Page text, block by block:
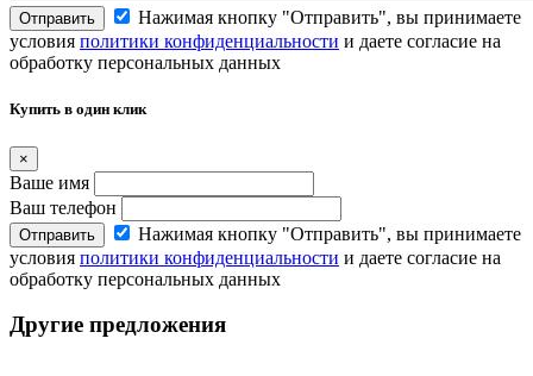
Отправить
Нажимая кнопку "Отправить", вы принимаете
условия политики конфиденциальности и даете согласие на
обработку персональных данных
Купить в один клик
×
Ваше имя
Ваш телефон
Отправить
Нажимая кнопку "Отправить", вы принимаете
условия политики конфиденциальности и даете согласие на
обработку персональных данных
Другие предложения